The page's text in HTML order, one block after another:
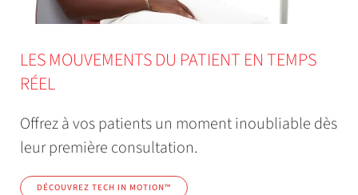
LES MOUVEMENTS DU PATIENT EN TEMPS
RÉEL
Offrez à vos patients un moment inoubliable dès
leur première consultation.
DÉCOUVREZ TECH IN MOTION™️